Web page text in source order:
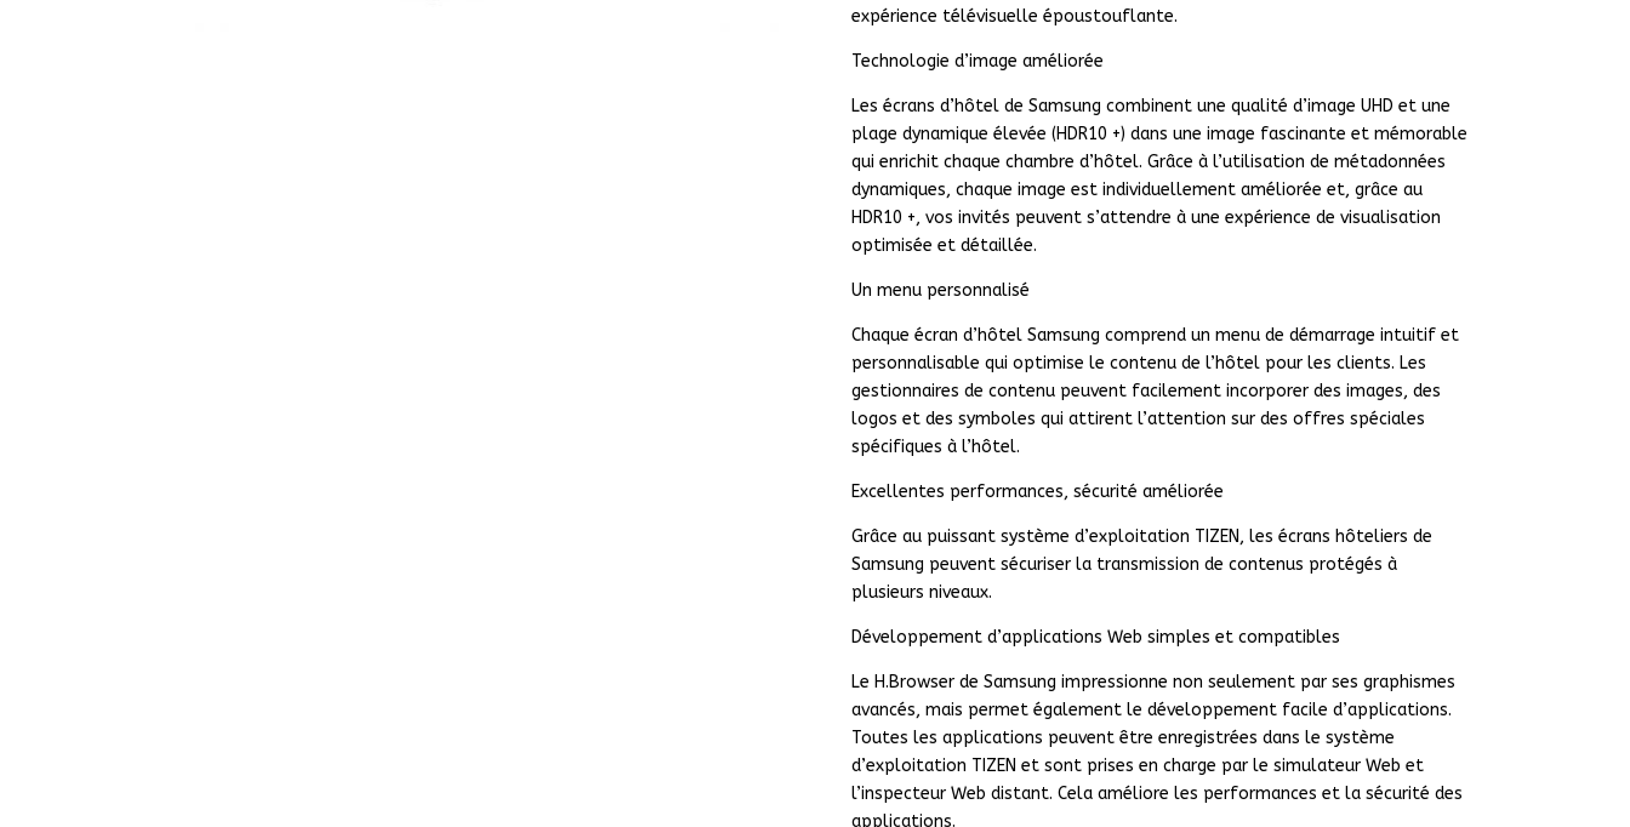
expérience télévisuelle époustouflante.
Technologie d’image améliorée
Les écrans d’hôtel de Samsung combinent une qualité d’image UHD et une
plage dynamique élevée (HDR10 +) dans une image fascinante et mémorable
qui enrichit chaque chambre d’hôtel. Grâce à l’utilisation de métadonnées
dynamiques, chaque image est individuellement améliorée et, grâce au
HDR10 +, vos invités peuvent s’attendre à une expérience de visualisation
optimisée et détaillée.
Un menu personnalisé
Chaque écran d’hôtel Samsung comprend un menu de démarrage intuitif et
personnalisable qui optimise le contenu de l’hôtel pour les clients. Les
gestionnaires de contenu peuvent facilement incorporer des images, des
logos et des symboles qui attirent l’attention sur des offres spéciales
spécifiques à l’hôtel.
Excellentes performances, sécurité améliorée
Grâce au puissant système d’exploitation TIZEN, les écrans hôteliers de
Samsung peuvent sécuriser la transmission de contenus protégés à
plusieurs niveaux.
Développement d’applications Web simples et compatibles
Le H.Browser de Samsung impressionne non seulement par ses graphismes
avancés, mais permet également le développement facile d’applications.
Toutes les applications peuvent être enregistrées dans le système
d’exploitation TIZEN et sont prises en charge par le simulateur Web et
l’inspecteur Web distant. Cela améliore les performances et la sécurité des
applications.